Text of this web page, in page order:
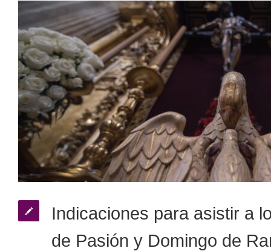
Indicaciones para asistir a
de Pasión y Domingo de